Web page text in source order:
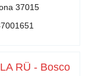
37015
RÜ - Bosco